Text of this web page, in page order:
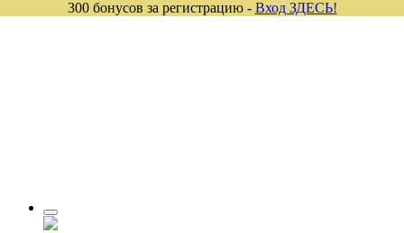
300 бонусов за регистрацию - Вход ЗДЕСЬ!